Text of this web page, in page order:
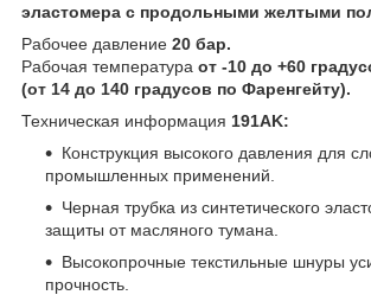
эластомера с продольными желтыми
Рабочее давление 20 бар.
Рабочая температура от -10 до +60
(от 14 до 140 градусов по Фаренгейту).
Техническая информация 191AK:
Конструкция высокого давления для
промышленных применений.
Черная трубка из синтетического
защиты от масляного тумана.
Высокопрочные текстильные шнуры
прочность.